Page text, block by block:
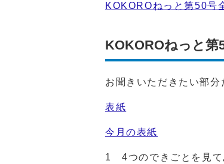
KOKOROねっと第50号
KOKOROねっと
お聞きいただきたい部分
表紙
今月の表紙
1 4つのできごとを見て